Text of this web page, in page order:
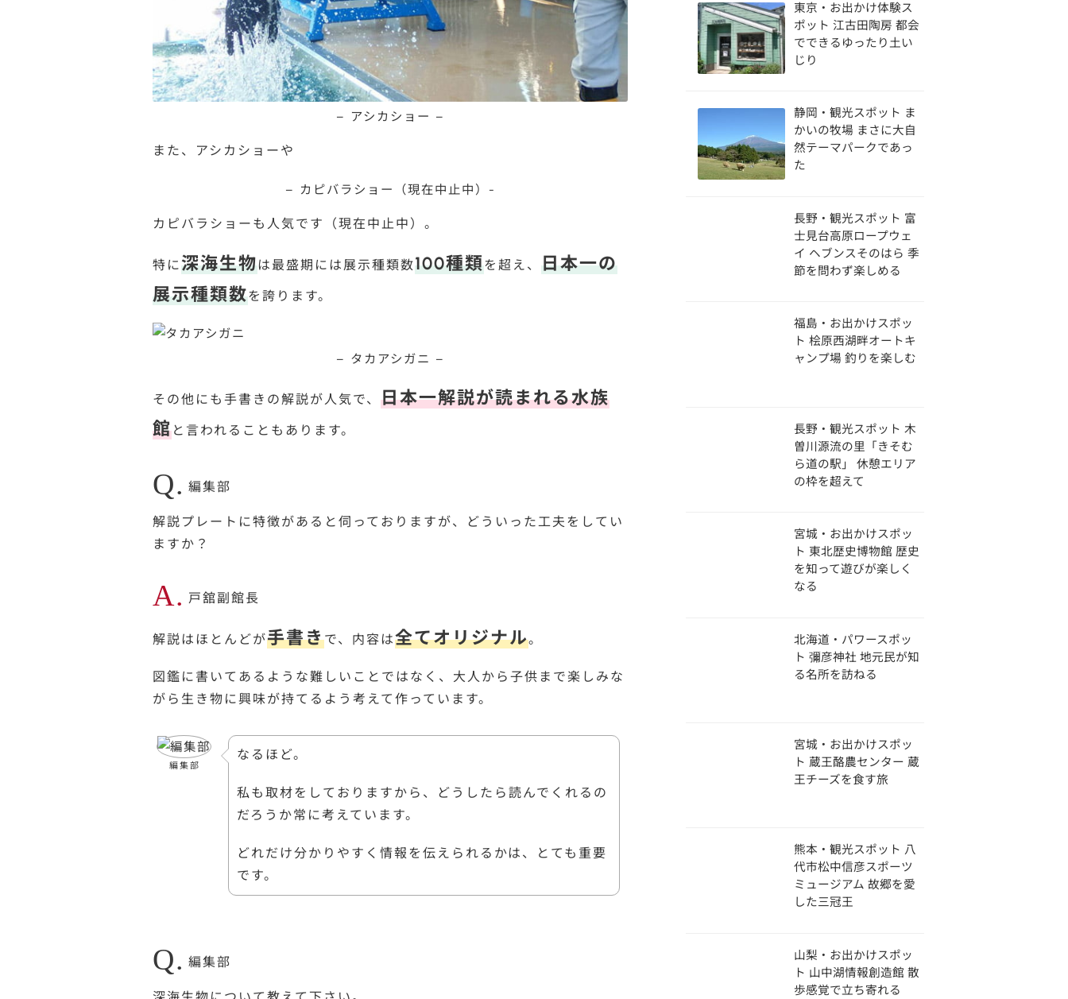
– アシカショー –
また、アシカショーや
– カピバラショー（現在中止中）-
カピバラショーも人気です（現在中止中）。
特に深海生物は最盛期には展示種類数100種類を超え、 日本一の
展示種類数を誇ります。
– タカアシガニ –
その他にも手書きの解説が人気で、 日本一解説が読まれる水族
館と言われることもあります。
Q. 編集部
解説プレートに特徴があると伺っておりますが、どういった工夫をしてい
ますか？
A. 戸舘副館長
解説はほとんどが手書きで、内容は全てオリジナル。
図鑑に書いてあるような難しいことではなく、大人から子供まで楽しみな
がら生き物に興味が持てるよう考えて作っています。
編集部
なるほど。
私も取材をしておりますから、どうしたら読んでくれるの
だろうか常に考えています。
どれだけ分かりやすく情報を伝えられるかは、とても重要
です。
Q. 編集部
東京・お出かけ体験ス
ポット 江古田陶房 都会
でできるゆったり土い
じり
静岡・観光スポット ま
かいの牧場 まさに大自
然テーマパークであっ
た
長野・観光スポット 富
士見台高原ロープウェ
イ ヘブンスそのはら 季
節を問わず楽しめる
福島・お出かけスポッ
ト 桧原西湖畔オートキ
ャンプ場 釣りを楽しむ
長野・観光スポット 木
曽川源流の里「きそむ
ら道の駅」 休憩エリア
の枠を超えて
宮城・お出かけスポッ
ト 東北歴史博物館 歴史
を知って遊びが楽しく
なる
北海道・パワースポッ
ト 彌彦神社 地元民が知
る名所を訪ねる
宮城・お出かけスポッ
ト 蔵王酪農センター 蔵
王チーズを食す旅
熊本・観光スポット 八
代市松中信彦スポーツ
ミュージアム 故郷を愛
した三冠王
山梨・お出かけスポッ
ト 山中湖情報創造館 散
歩感覚で立ち寄れる